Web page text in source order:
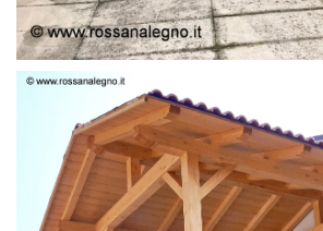
STRUTTURA LAMELLARE PRETAGLIATO